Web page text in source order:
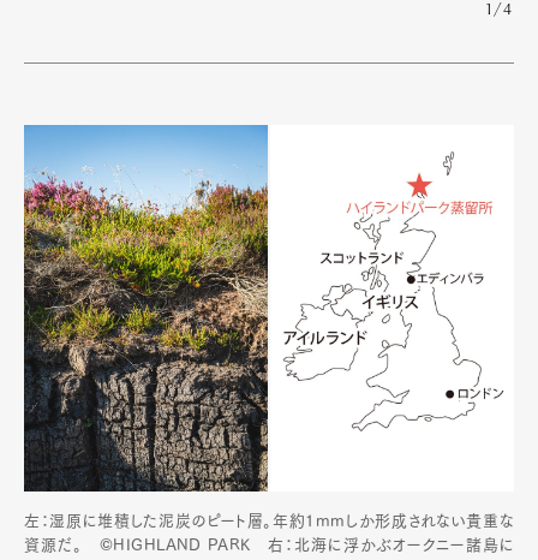
1/4
左：湿原に堆積した泥炭のピート層。年約1mmしか形成されない貴重な
資源だ。 ©HIGHLAND PARK 右：北海に浮かぶオークニー諸島に